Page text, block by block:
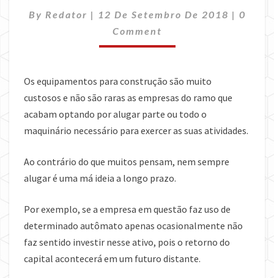
PARA
CONSTRUÇÃO
By Redator | 12 De Setembro De 2018 | 0
Comment
Os equipamentos para construção são muito
custosos e não são raras as empresas do ramo que
acabam optando por alugar parte ou todo o
maquinário necessário para exercer as suas atividades.
Ao contrário do que muitos pensam, nem sempre
alugar é uma má ideia a longo prazo.
Por exemplo, se a empresa em questão faz uso de
determinado autômato apenas ocasionalmente não
faz sentido investir nesse ativo, pois o retorno do
capital acontecerá em um futuro distante.